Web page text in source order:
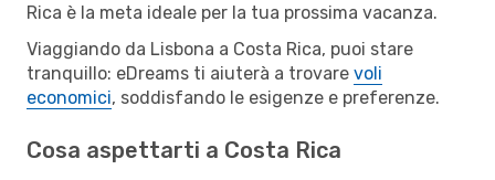
Rica è la meta ideale per la tua prossima vacanza.
Viaggiando da Lisbona a Costa Rica, puoi stare
tranquillo: eDreams ti aiuterà a trovare voli
economici, soddisfando le esigenze e preferenze.
Cosa aspettarti a Costa Rica